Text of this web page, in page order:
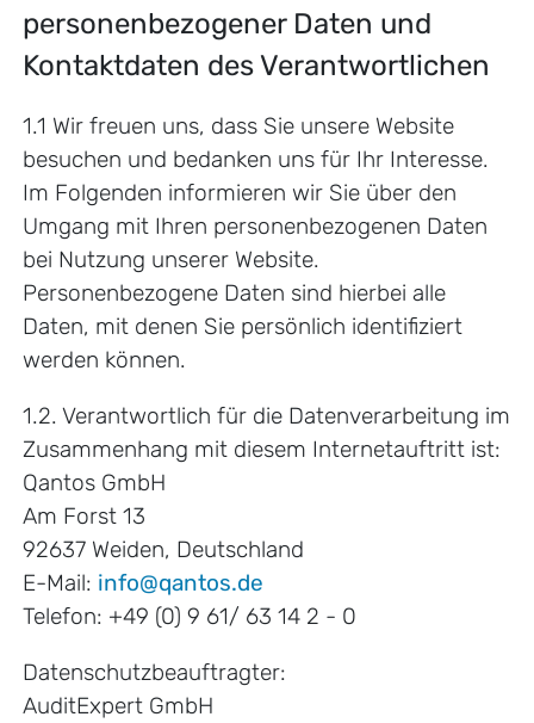
personenbezogener Daten und
Kontaktdaten des Verantwortlichen
1.1 Wir freuen uns, dass Sie unsere Website
besuchen und bedanken uns für Ihr Interesse.
Im Folgenden informieren wir Sie über den
Umgang mit Ihren personenbezogenen Daten
bei Nutzung unserer Website.
Personenbezogene Daten sind hierbei alle
Daten, mit denen Sie persönlich identifiziert
werden können.
1.2. Verantwortlich für die Datenverarbeitung im
Zusammenhang mit diesem Internetauftritt ist:
Qantos GmbH
Am Forst 13
92637 Weiden, Deutschland
E-Mail: info@qantos.de
Telefon: +49 (0) 9 61/ 63 14 2 - 0
Datenschutzbeauftragter:
AuditExpert GmbH